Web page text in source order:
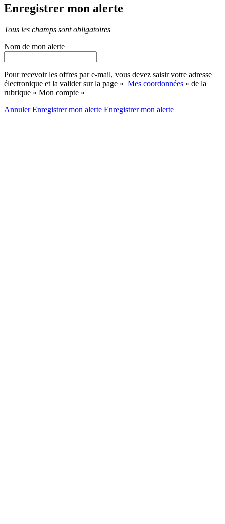
Enregistrer mon alerte
Tous les champs sont obligatoires
Nom de mon alerte
Pour recevoir les offres par e-mail, vous devez saisir votre adresse
électronique et la valider sur la page « Mes coordonnées » de la
rubrique « Mon compte »
AnnulerEnregistrer mon alerte Enregistrermon alerte